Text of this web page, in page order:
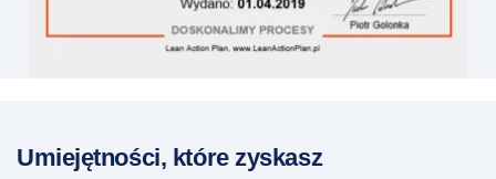
Umiejętności, które zyskasz